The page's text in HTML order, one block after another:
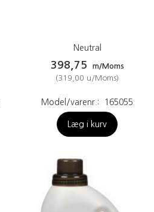
Neutral
398,75
m/Moms
(319,00 u/Moms)
Model/varenr.: 165055
Læg i kurv